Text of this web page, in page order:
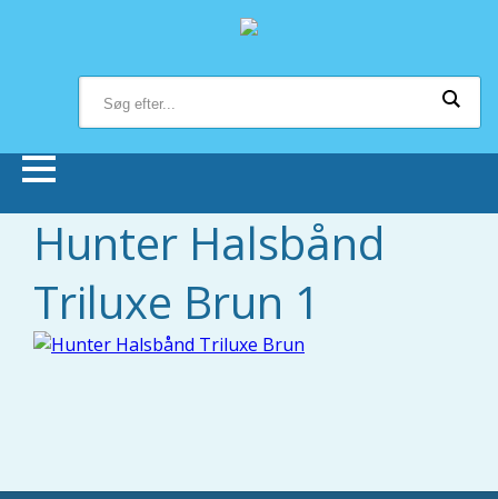
Forsiden
Butikker
Hund
Hunter Halsbånd
Triluxe Brun 1